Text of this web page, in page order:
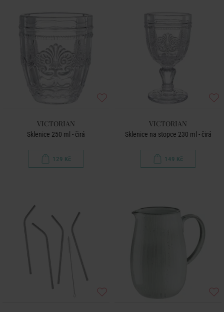
VICTORIAN
Sklenice 250 ml - čirá
129 Kč
VICTORIAN
Sklenice na stopce 230 ml - čirá
149 Kč